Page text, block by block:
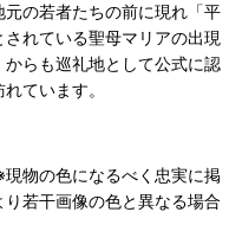
の若者たちの前に現れ「平
れている聖母マリアの出現
らも巡礼地として公式に認
ています。
物の色になるべく忠実に掲
若干画像の色と異なる場合